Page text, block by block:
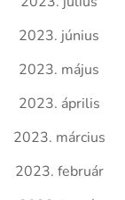
2023. június
2023. május
2023. április
2023. március
2023. február